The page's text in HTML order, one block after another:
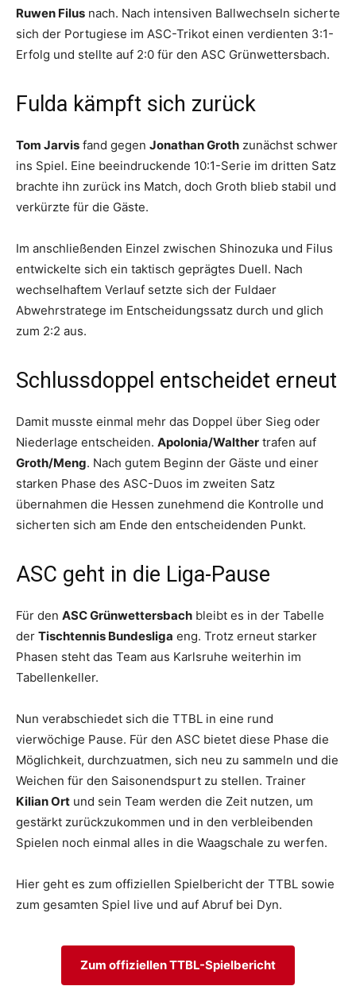
Ruwen Filus nach. Nach intensiven Ballwechseln sicherte
sich der Portugiese im ASC-Trikot einen verdienten 3:1-
Erfolg und stellte auf 2:0 für den ASC Grünwettersbach.
Fulda kämpft sich zurück
Tom Jarvis fand gegen Jonathan Groth zunächst schwer
ins Spiel. Eine beeindruckende 10:1-Serie im dritten Satz
brachte ihn zurück ins Match, doch Groth blieb stabil und
verkürzte für die Gäste.
Im anschließenden Einzel zwischen Shinozuka und Filus
entwickelte sich ein taktisch geprägtes Duell. Nach
wechselhaftem Verlauf setzte sich der Fuldaer
Abwehrstratege im Entscheidungssatz durch und glich
zum 2:2 aus.
Schlussdoppel entscheidet erneut
Damit musste einmal mehr das Doppel über Sieg oder
Niederlage entscheiden. Apolonia/Walther trafen auf
Groth/Meng. Nach gutem Beginn der Gäste und einer
starken Phase des ASC-Duos im zweiten Satz
übernahmen die Hessen zunehmend die Kontrolle und
sicherten sich am Ende den entscheidenden Punkt.
ASC geht in die Liga-Pause
Für den ASC Grünwettersbach bleibt es in der Tabelle
der Tischtennis Bundesliga eng. Trotz erneut starker
Phasen steht das Team aus Karlsruhe weiterhin im
Tabellenkeller.
Nun verabschiedet sich die TTBL in eine rund
vierwöchige Pause. Für den ASC bietet diese Phase die
Möglichkeit, durchzuatmen, sich neu zu sammeln und die
Weichen für den Saisonendspurt zu stellen. Trainer
Kilian Ort und sein Team werden die Zeit nutzen, um
gestärkt zurückzukommen und in den verbleibenden
Spielen noch einmal alles in die Waagschale zu werfen.
Hier geht es zum offiziellen Spielbericht der TTBL sowie
zum gesamten Spiel live und auf Abruf bei Dyn.
Zum offiziellen TTBL-Spielbericht